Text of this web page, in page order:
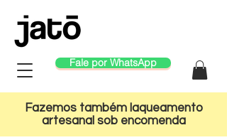
Fale por WhatsApp
Fazemos também laqueamento
artesanal sob encomenda